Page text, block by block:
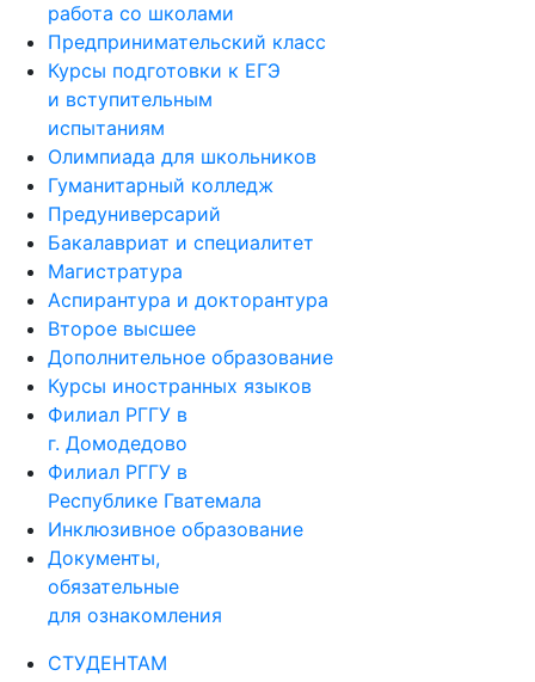
работа со школами
Предпринимательский класс
Курсы подготовки к ЕГЭ
и вступительным
испытаниям
Олимпиада для школьников
Гуманитарный колледж
Предуниверсарий
Бакалавриат и специалитет
Магистратура
Аспирантура и докторантура
Второе высшее
Дополнительное образование
Курсы иностранных языков
Филиал РГГУ в
г. Домодедово
Филиал РГГУ в
Республике Гватемала
Инклюзивное образование
Документы,
обязательные
для ознакомления
СТУДЕНТАМ